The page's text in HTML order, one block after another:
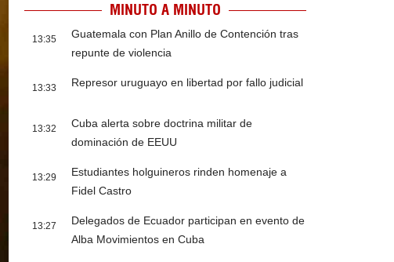
MINUTO A MINUTO
13:35
Guatemala con Plan Anillo de Contención tras
repunte de violencia
13:33 Represor uruguayo en libertad por fallo judicial
13:32
Cuba alerta sobre doctrina militar de
dominación de EEUU
13:29
Estudiantes holguineros rinden homenaje a
Fidel Castro
13:27
Delegados de Ecuador participan en evento de
Alba Movimientos en Cuba